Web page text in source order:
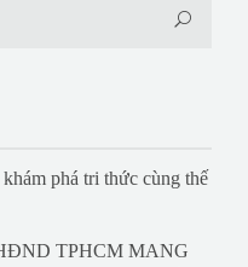
phá tri thức cùng thế
TPHCM MANG